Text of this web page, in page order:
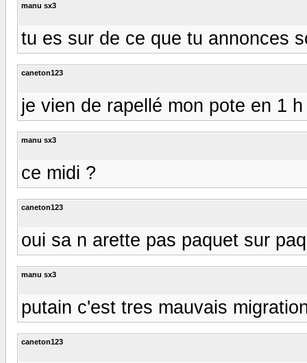
manu sx3
tu es sur de ce que tu annonces
caneton123
je vien de rapellé mon pote en 1
manu sx3
ce midi ?
caneton123
oui sa n arette pas paquet sur
manu sx3
putain c'est tres mauvais
caneton123